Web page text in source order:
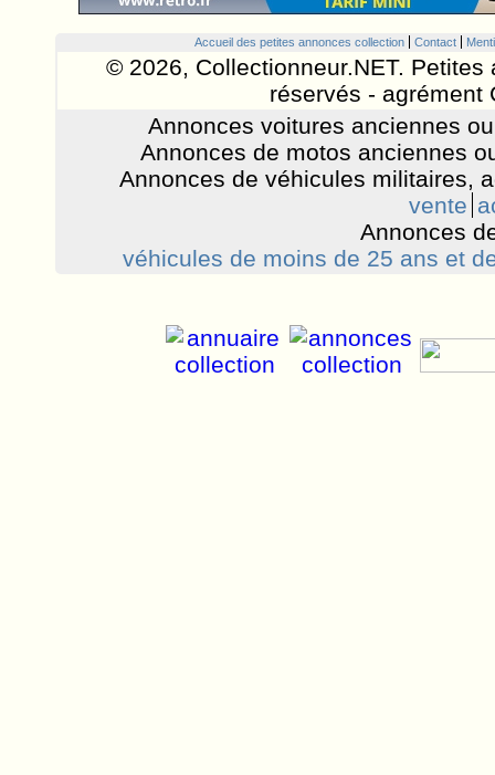
Accueil des petites annonces collection Contact
© 2026, Collectionneur.NET.
réservés - agrément
Annonces voitures anciennes
Annonces de motos anciennes
Annonces de véhicules militaires,
vente
Annonces
véhicules de moins de 25 ans et